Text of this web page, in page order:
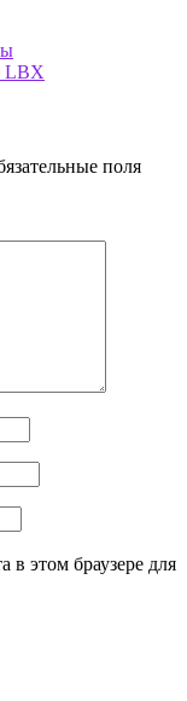
LBX
поля
в этом браузере для